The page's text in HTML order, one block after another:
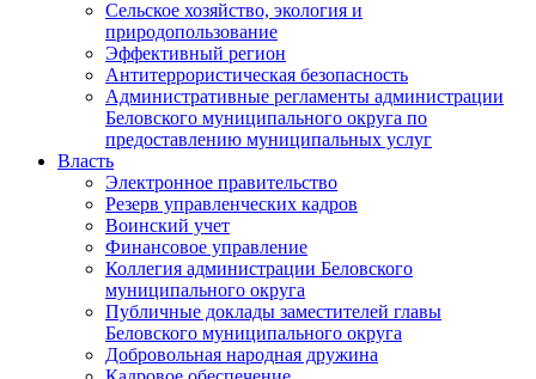
Сельское хозяйство, экология и
природопользование
Эффективный регион
Антитеррористическая безопасность
Административные регламенты администрации
Беловского муниципального округа по
предоставлению муниципальных услуг
Власть
Электронное правительство
Резерв управленческих кадров
Воинский учет
Финансовое управление
Коллегия администрации Беловского
муниципального округа
Публичные доклады заместителей главы
Беловского муниципального округа
Добровольная народная дружина